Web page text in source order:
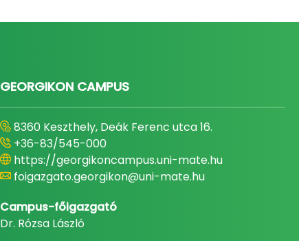
GEORGIKON CAMPUS
8360 Keszthely, Deák Ferenc utca 16.
+36-83/545-000
https://georgikoncampus.uni-mate.hu
foigazgato.georgikon@uni-mate.hu
Campus-főigazgató
Dr. Rózsa László